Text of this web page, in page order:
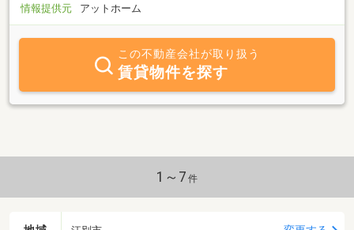
情報提供元
アットホーム
この不動産会社が取り扱う
賃貸物件を探す
1～7 件